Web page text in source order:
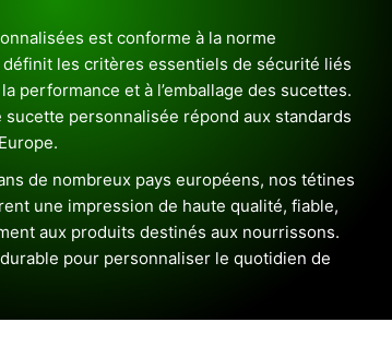
est conforme à la norme
définit les critères essentiels de sécurité liés
performance et à l’emballage des sucettes.
personnalisée répond aux standards
de nombreux pays européens, nos tétines
une impression de haute qualité, fiable,
aux produits destinés aux nourrissons.
pour personnaliser le quotidien de